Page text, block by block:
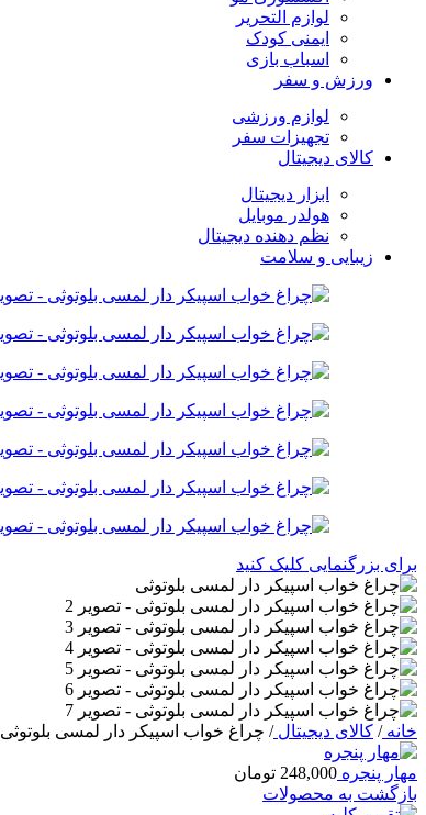
لوازم التحریر
ایمنی کودک
اسباب بازی
ورزش و سفر
لوازم ورزشی
تجهیزات سفر
کالای دیجیتال
ابزار دیجیتال
هولدر موبایل
نظم دهنده دیجیتال
زیبایی و سلامت
برای بزرگنمایی کلیک کنید
خانه/ کالای دیجیتال/ چراغ خواب اسپیکر دار لمسی بلوتوثی
مهار پنجره 248,000 تومان
بازگشت به محصولات